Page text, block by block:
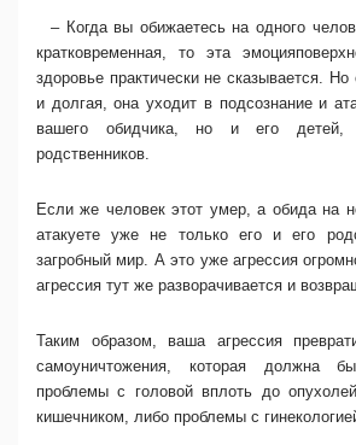
– Когда вы обижаетесь на одного
кратковременная, то эта
здоровье практически не сказывается.
и долгая, она уходит в подсознание и
вашего обидчика, но и его детей,
родственников.
Если же человек этот умер, а обида на
атакуете уже не только его и его
загробный мир. А это уже агрессия
агрессия тут же разворачивается и
Таким образом, ваша агрессия
самоуничтожения, которая должна
проблемы с головой вплоть до
кишечником, либо проблемы с